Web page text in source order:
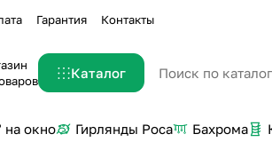
Гарантия Контакты
Каталог
на окно Гирлянды Роса Бахрома